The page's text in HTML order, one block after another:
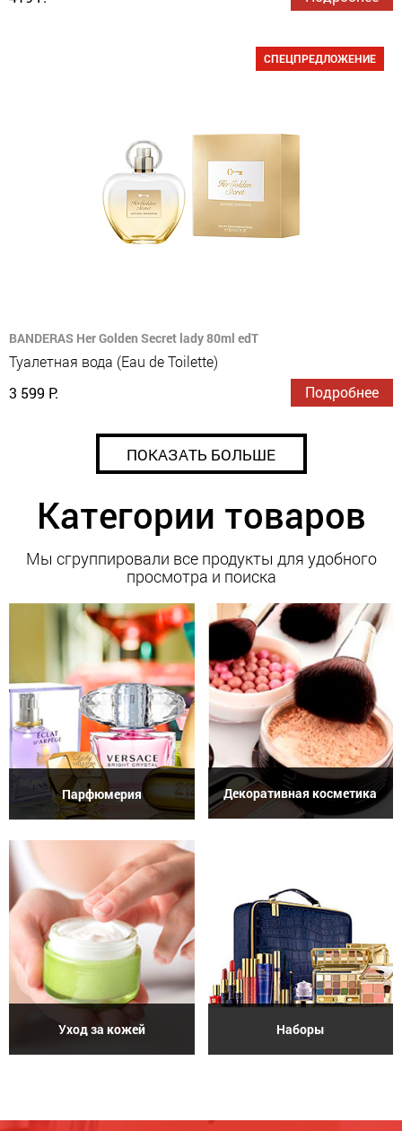
СПЕЦПРЕДЛОЖЕНИЕ
BANDERAS Her Golden Secret lady 80ml edT
Туалетная вода (Eau de Toilette)
3 599 Р.
Подробнее
ПОКАЗАТЬ БОЛЬШЕ
Категории товаров
Мы сгруппировали все продукты для удобного
просмотра и поиска
Парфюмерия Декоративная косметика
Уход за кожей Наборы